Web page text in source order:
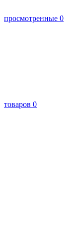
просмотренные 0
товаров 0